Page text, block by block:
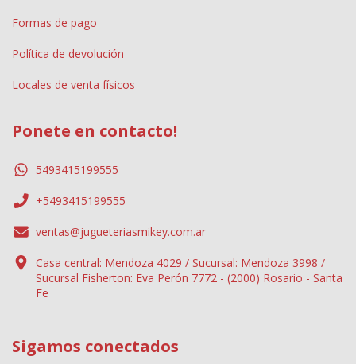
Formas de pago
Política de devolución
Locales de venta físicos
Ponete en contacto!
5493415199555
+5493415199555
ventas@jugueteriasmikey.com.ar
Casa central: Mendoza 4029 / Sucursal: Mendoza 3998 /
Sucursal Fisherton: Eva Perón 7772 - (2000) Rosario - Santa
Fe
Sigamos conectados